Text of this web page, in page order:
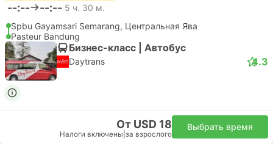
--:-- --:-- 5 ч. 30 м.
Spbu Gayamsari Semarang, Центральная Ява
Pasteur Bandung
Бизнес-класс | Автобус
Daytrans 4.3
От USD 18
Налоги включены за взрослого
Выбрать время